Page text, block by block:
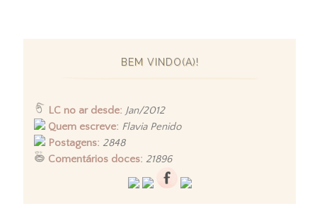
BEM VINDO(A)!
LC no ar desde: Jan/2012
Quem escreve: Flavia Penido
Postagens: 2848
Comentários doces: 21896